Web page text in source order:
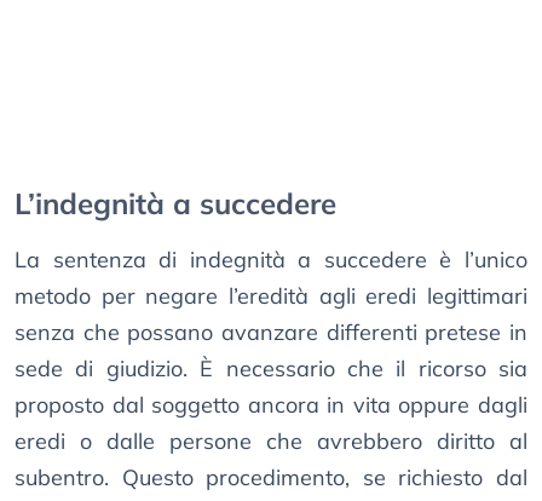
L’indegnità a succedere
La sentenza di indegnità a succedere è l’unico
metodo per negare l’eredità agli eredi legittimari
senza che possano avanzare differenti pretese in
sede di giudizio. È necessario che il ricorso sia
proposto dal soggetto ancora in vita oppure dagli
eredi o dalle persone che avrebbero diritto al
subentro. Questo procedimento, se richiesto dal